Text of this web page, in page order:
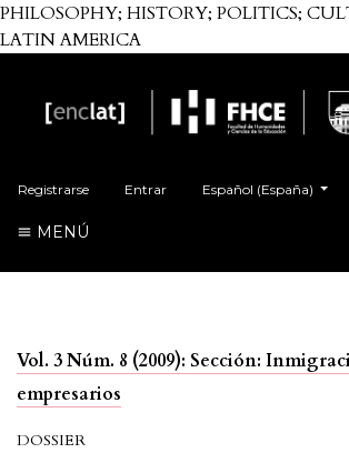
PHILOSOPHY; HISTORY; POLITICS;
LATIN AMERICA
Registrarse Entrar Cambiar el idioma. El
Español (España)
MENÚ
Vol. 3 Núm. 8 (2009): Sección:
empresarios
DOSSIER